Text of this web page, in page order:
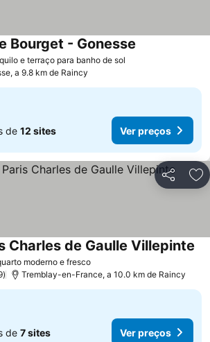
e terraço para banho de sol
Bourget - Gonesse
a 9.8 km de Raincy
de 12 sites Ver preços
Partilhar
moderno e fresco
Charles de Gaulle Villepinte
Tremblay-en-France, a 10.0 km de Raincy
de 7 sites Ver preços